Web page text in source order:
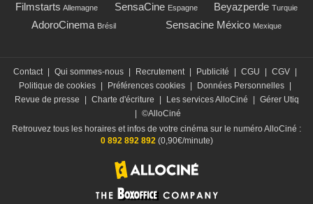
Filmstarts Allemagne SensaCine Espagne Beyazperde Turquie
AdoroCinema Brésil Sensacine México Mexique
Contact Qui sommes-nous Recrutement Publicité CGU CGV
Politique de cookies
Préférences cookies Données Personnelles
Revue de presse
Charte d'écriture Les services AlloCiné
Gérer Utiq
©AlloCiné
Retrouvez tous les horaires et infos de votre cinéma sur le numéro AlloCiné :
0 892 892 892(0,90€/minute)